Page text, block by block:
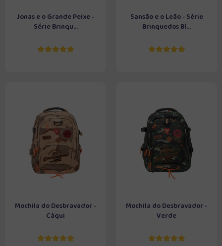
Jonas e o Grande Peixe -
Série Brinqu...
Sansão e o Leão - Série
Brinquedos Bí...
Mochila do Desbravador -
Cáqui
Mochila do Desbravador -
Verde